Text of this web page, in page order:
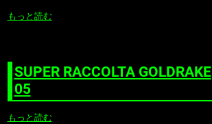
もっと読む
SUPER RACCOLTA GOLDRAKE
05
もっと読む